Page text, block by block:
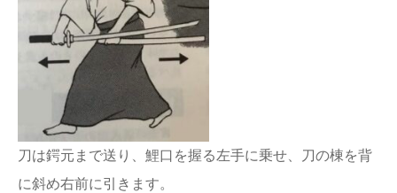
刀は鍔元まで送り、鯉口を握る左手に乗せ、刀の棟を背
に斜め右前に引きます。